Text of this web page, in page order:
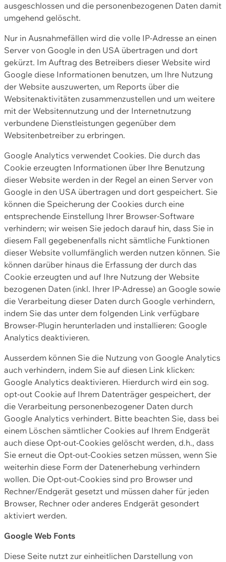
ausgeschlossen und die personenbezogenen Daten damit
umgehend gelöscht.
Nur in Ausnahmefällen wird die volle IP-Adresse an einen
Server von Google in den USA übertragen und dort
gekürzt. Im Auftrag des Betreibers dieser Website wird
Google diese Informationen benutzen, um Ihre Nutzung
der Website auszuwerten, um Reports über die
Websitenaktivitäten zusammenzustellen und um weitere
mit der Websitennutzung und der Internetnutzung
verbundene Dienstleistungen gegenüber dem
Websitenbetreiber zu erbringen.
Google Analytics verwendet Cookies. Die durch das
Cookie erzeugten Informationen über Ihre Benutzung
dieser Website werden in der Regel an einen Server von
Google in den USA übertragen und dort gespeichert. Sie
können die Speicherung der Cookies durch eine
entsprechende Einstellung Ihrer Browser-Software
verhindern; wir weisen Sie jedoch darauf hin, dass Sie in
diesem Fall gegebenenfalls nicht sämtliche Funktionen
dieser Website vollumfänglich werden nutzen können. Sie
können darüber hinaus die Erfassung der durch das
Cookie erzeugten und auf Ihre Nutzung der Website
bezogenen Daten (inkl. Ihrer IP-Adresse) an Google sowie
die Verarbeitung dieser Daten durch Google verhindern,
indem Sie das unter dem folgenden Link verfügbare
Browser-Plugin herunterladen und installieren: Google
Analytics deaktivieren.
Ausserdem können Sie die Nutzung von Google Analytics
auch verhindern, indem Sie auf diesen Link klicken:
Google Analytics deaktivieren. Hierdurch wird ein sog.
opt-out Cookie auf Ihrem Datenträger gespeichert, der
die Verarbeitung personenbezogener Daten durch
Google Analytics verhindert. Bitte beachten Sie, dass bei
einem Löschen sämtlicher Cookies auf Ihrem Endgerät
auch diese Opt-out-Cookies gelöscht werden, d.h., dass
Sie erneut die Opt-out-Cookies setzen müssen, wenn Sie
weiterhin diese Form der Datenerhebung verhindern
wollen. Die Opt-out-Cookies sind pro Browser und
Rechner/Endgerät gesetzt und müssen daher für jeden
Browser, Rechner oder anderes Endgerät gesondert
aktiviert werden.
Google Web Fonts
Diese Seite nutzt zur einheitlichen Darstellung von